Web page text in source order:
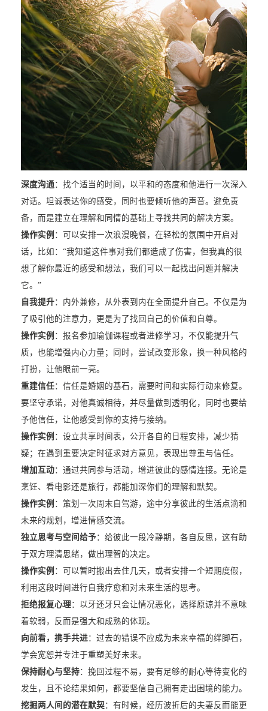
深度沟通 ：找个适当的时间，以平和的态度和他进行一次深入
对话。坦诚表达你的感受，同时也要倾听他的声音。避免责
备，而是建立在理解和同情的基础上寻找共同的解决方案。
操作实例 ：可以安排一次浪漫晚餐，在轻松的氛围中开启对
话，比如：“我知道这件事对我们都造成了伤害，但我真的很
想了解你最近的感受和想法，我们可以一起找出问题并解决
它。”
自我提升：内外兼修，从外表到内在全面提升自己。不仅是为
了吸引他的注意力，更是为了找回自己的价值和自尊。
操作实例 ：报名参加瑜伽课程或者进修学习，不仅能提升气
质，也能增强内心力量；同时，尝试改变形象，换一种风格的
打扮，让他眼前一亮。
重建信任：信任是婚姻的基石，需要时间和实际行动来修复。
要坚守承诺，对他真诚相待，并尽量做到透明化，同时也要给
予他信任，让他感受到你的支持与接纳。
操作实例 ：设立共享时间表，公开各自的日程安排，减少猜
疑；在遇到重要决定时征求对方意见，表现出尊重与信任。
增加互动：通过共同参与活动，增进彼此的感情连接。无论是
烹饪、看电影还是旅行，都能加深你们的理解和默契。
操作实例 ：策划一次周末自驾游，途中分享彼此的生活点滴和
未来的规划，增进情感交流。
独立思考与空间给予：给彼此一段冷静期，各自反思，这有助
于双方理清思绪，做出理智的决定。
操作实例 ：可以暂时搬出去住几天，或者安排一个短期度假，
利用这段时间进行自我疗愈和对未来生活的思考。
拒绝报复心理：以牙还牙只会让情况恶化，选择原谅并不意味
着软弱，反而是强大和成熟的体现。
向前看，携手共进：过去的错误不应成为未来幸福的绊脚石，
学会宽恕并专注于重塑美好未来。
保持耐心与坚持：挽回过程不易，要有足够的耐心等待变化的
发生，且不论结果如何，都要坚信自己拥有走出困境的能力。
挖掘两人间的潜在默契：有时候，经历波折后的夫妻反而能更